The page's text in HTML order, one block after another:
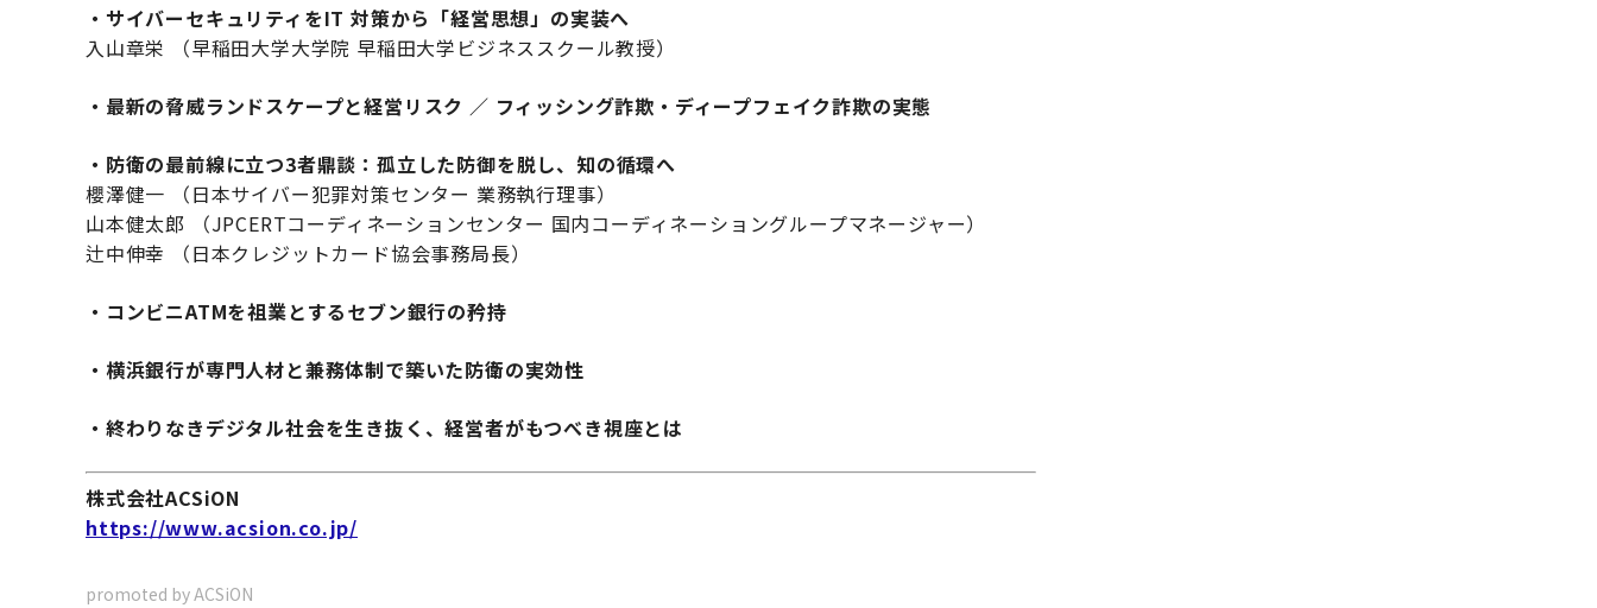
・サイバーセキュリティをIT 対策から「経営思想」の実装へ
入山章栄 （早稲田大学大学院 早稲田大学ビジネススクール教授）
・最新の脅威ランドスケープと経営リスク ／ フィッシング詐欺・ディープフェイク詐欺の実態
・防衛の最前線に立つ3者鼎談：孤立した防御を脱し、知の循環へ
櫻澤健一 （日本サイバー犯罪対策センター 業務執行理事）
山本健太郎 （JPCERTコーディネーションセンター 国内コーディネーショングループマネージャー）
辻中伸幸 （日本クレジットカード協会事務局長）
・コンビニATMを祖業とするセブン銀行の矜持
・横浜銀行が専門人材と兼務体制で築いた防衛の実効性
・終わりなきデジタル社会を生き抜く、経営者がもつべき視座とは
株式会社ACSiON
https://www.acsion.co.jp/
promoted by ACSiON